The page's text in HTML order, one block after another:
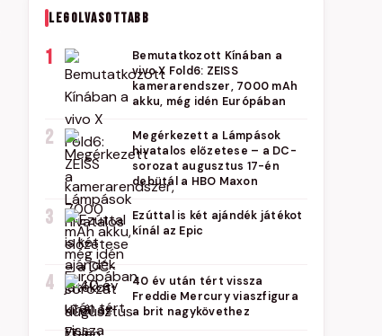
LEGOLVASOTTABB
1
Bemutatkozott Kínában a
vivo X Fold6: ZEISS
kamerarendszer, 7000 mAh
akku, még idén Európában
2
Megérkezett a Lámpások
hivatalos előzetese – a DC-
sorozat augusztus 17-én
debütál a HBO Maxon
3
Ezúttal is két ajándék játékot
kínál az Epic
4
40 év után tért vissza
Freddie Mercury viaszfigura
a brit nagykövethez